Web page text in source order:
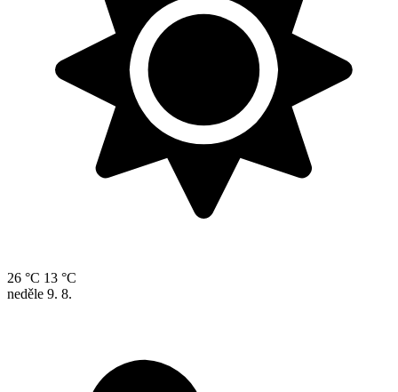
26 °C 13 °C
neděle 9. 8.